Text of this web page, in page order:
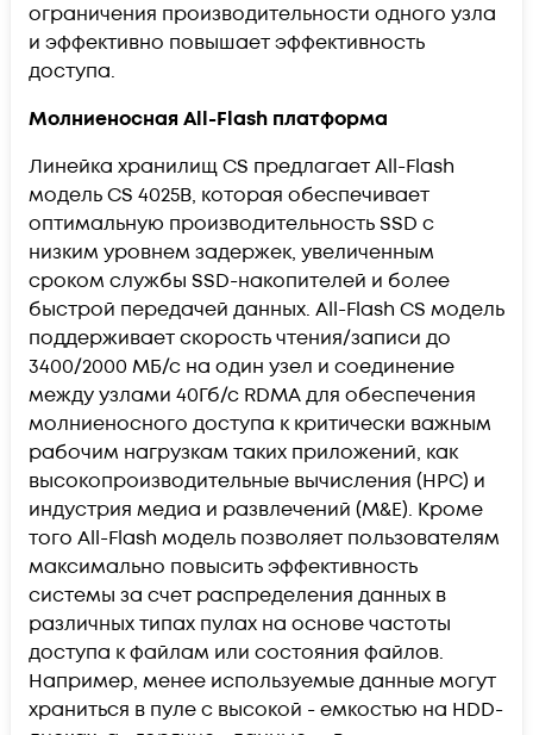
ограничения производительности одного узла
и эффективно повышает эффективность
доступа.
Молниеносная All-Flash платформа
Линейка хранилищ CS предлагает All-Flash
модель CS 4025B, которая обеспечивает
оптимальную производительность SSD с
низким уровнем задержек, увеличенным
сроком службы SSD-накопителей и более
быстрой передачей данных. All-Flash CS модель
поддерживает скорость чтения/записи до
3400/2000 МБ/с на один узел и соединение
между узлами 40Гб/с RDMA для обеспечения
молниеносного доступа к критически важным
рабочим нагрузкам таких приложений, как
высокопроизводительные вычисления (HPC) и
индустрия медиа и развлечений (M&E). Кроме
того All-Flash модель позволяет пользователям
максимально повысить эффективность
системы за счет распределения данных в
различных типах пулах на основе частоты
доступа к файлам или состояния файлов.
Например, менее используемые данные могут
храниться в пуле с высокой - емкостью на HDD-